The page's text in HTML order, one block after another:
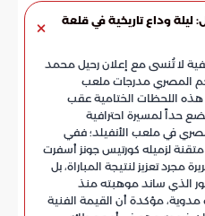
وداع تاريخية في قلعة
لا تُنسى مع إعلان رحيل محمد
المصري مدرجات ملعب
اللحظات الختامية عقب
حداً لمسيرة احترافية
في ملعب الأنفيلد؛ ففي
متقنة لزميله كورتيس جونز أسفرت
تعزيز لنتيجة المباراة، بل
الذي ساند موهبته منذ
مؤكدة أن القيمة الفنية